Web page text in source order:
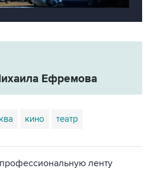
Ефремова
кино театр
ленту